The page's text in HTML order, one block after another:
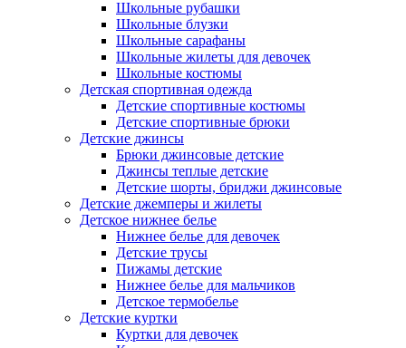
Школьные рубашки
Школьные блузки
Школьные сарафаны
Школьные жилеты для девочек
Школьные костюмы
Детская спортивная одежда
Детские спортивные костюмы
Детские спортивные брюки
Детские джинсы
Брюки джинсовые детские
Джинсы теплые детские
Детские шорты, бриджи джинсовые
Детские джемперы и жилеты
Детское нижнее белье
Нижнее белье для девочек
Детские трусы
Пижамы детские
Нижнее белье для мальчиков
Детское термобелье
Детские куртки
Куртки для девочек